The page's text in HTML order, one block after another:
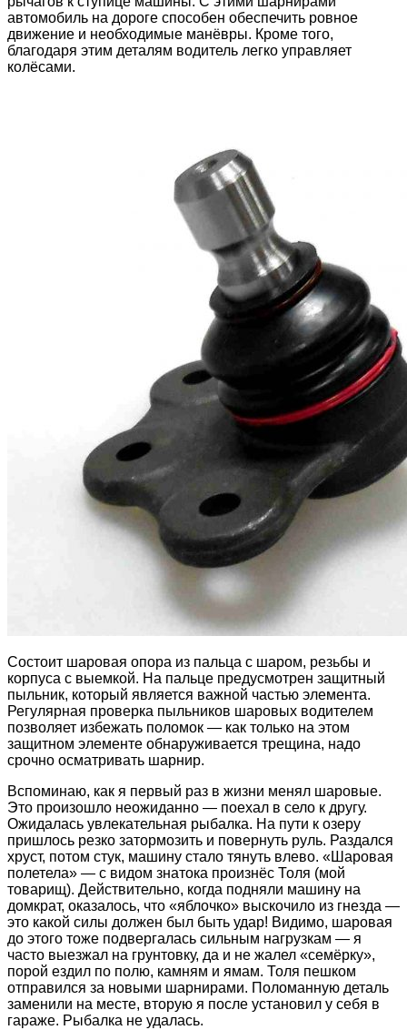
автомобиль на дороге способен обеспечить ровное
движение и необходимые манёвры. Кроме того,
благодаря этим деталям водитель легко управляет
колёсами.
Состоит шаровая опора из пальца с шаром, резьбы и
корпуса с выемкой. На пальце предусмотрен защитный
пыльник, который является важной частью элемента.
Регулярная проверка пыльников шаровых водителем
позволяет избежать поломок — как только на этом
защитном элементе обнаруживается трещина, надо
срочно осматривать шарнир.
Вспоминаю, как я первый раз в жизни менял шаровые.
Это произошло неожиданно — поехал в село к другу.
Ожидалась увлекательная рыбалка. На пути к озеру
пришлось резко затормозить и повернуть руль. Раздался
хруст, потом стук, машину стало тянуть влево. «Шаровая
полетела» — с видом знатока произнёс Толя (мой
товарищ). Действительно, когда подняли машину на
домкрат, оказалось, что «яблочко» выскочило из гнезда —
это какой силы должен был быть удар! Видимо, шаровая
до этого тоже подвергалась сильным нагрузкам — я
часто выезжал на грунтовку, да и не жалел «семёрку»,
порой ездил по полю, камням и ямам. Толя пешком
отправился за новыми шарнирами. Поломанную деталь
заменили на месте, вторую я после установил у себя в
гараже. Рыбалка не удалась.